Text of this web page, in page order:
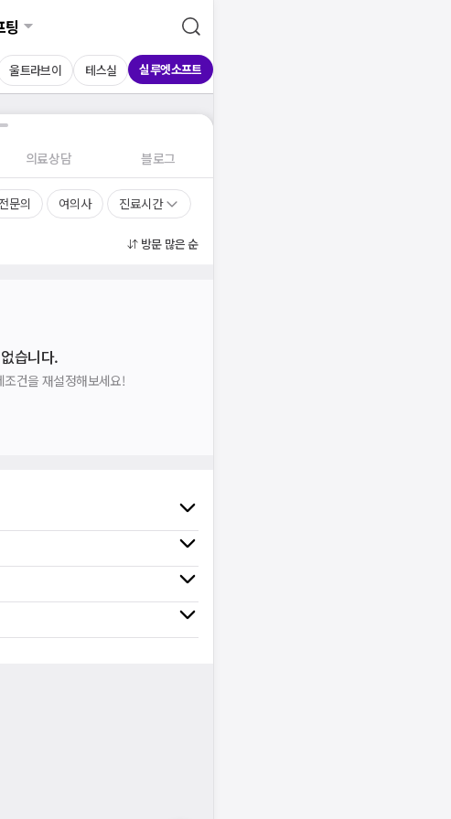
팅
울트라브이 테스실 실루엣소프트
의료상담 블로그
전문의 여의사 진료시간
방문 많은 순
습니다.
건을 재설정해보세요!